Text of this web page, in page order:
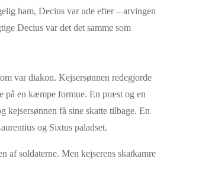
ham, Decius var ude efter – arvingen
Decius var det det samme som
var diakon. Kejsersønnen redegjorde
på en kæmpe formue. En præst og en
kejsersønnen få sine skatte tilbage. En
og Sixtus paladset.
af soldaterne. Men kejserens skatkamre